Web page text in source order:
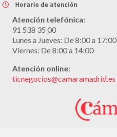
Horario de atención
Atención telefónica:
91 538 35 00
Lunes a Jueves: De 8:00 a 17:00
Viernes: De 8:00 a 14:00
Atención online:
ticnegocios@camaramadrid.es